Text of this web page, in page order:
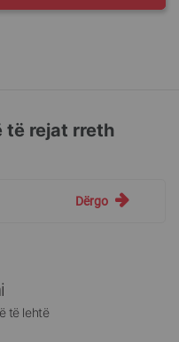
të rejat rreth
Dërgo
të lehtë